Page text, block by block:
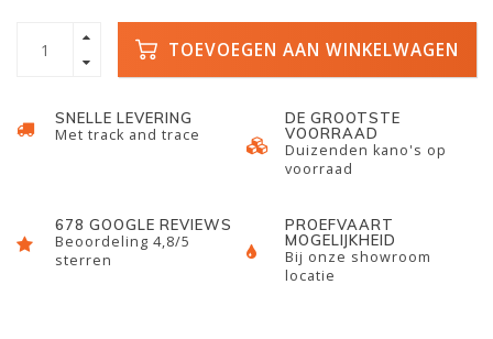
TOEVOEGEN AAN WINKELWAGEN
SNELLE LEVERING
Met track and trace
DE GROOTSTE
VOORRAAD
Duizenden kano's op
voorraad
678 GOOGLE REVIEWS
Beoordeling 4,8/5
sterren
PROEFVAART
MOGELIJKHEID
Bij onze showroom
locatie